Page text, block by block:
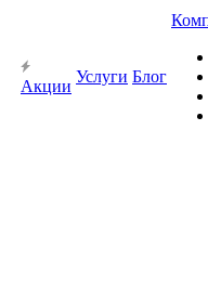
Акции
Услуги Блог